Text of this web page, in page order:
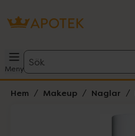
Meny
Sök
Hem Makeup Naglar